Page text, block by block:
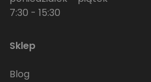
7:30 - 15:30
Sklep
Blog